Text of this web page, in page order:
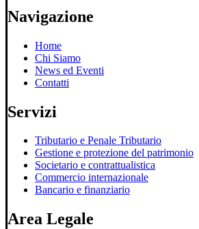
Navigazione
Home
Chi Siamo
News ed Eventi
Contatti
Servizi
Tributario e Penale Tributario
Gestione e protezione del patrimonio
Societario e contrattualistica
Commercio internazionale
Bancario e finanziario
Area Legale